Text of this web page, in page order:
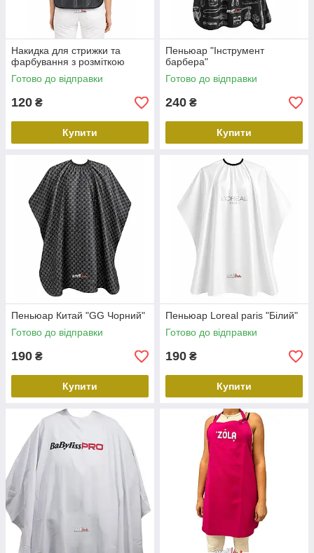
Накидка для стрижки та
фарбування з розміткою
Готово до відправки
120 ₴
Купити
Пеньюар "Інструмент
барбера"
Готово до відправки
240 ₴
Купити
Пеньюар Китай "GG Чорний"
Готово до відправки
190 ₴
Купити
Пеньюар Loreal paris "Білий"
Готово до відправки
190 ₴
Купити